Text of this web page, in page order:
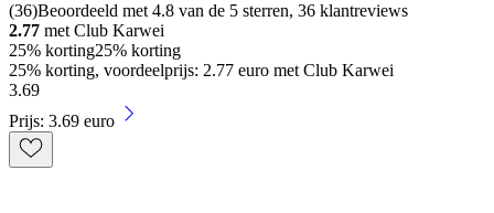
(36)Beoordeeld met 4.8 van de 5 sterren, 36 klantreviews
2.77 met Club Karwei
25% korting25% korting
25% korting, voordeelprijs: 2.77 euro met Club Karwei
3.69
Prijs: 3.69 euro